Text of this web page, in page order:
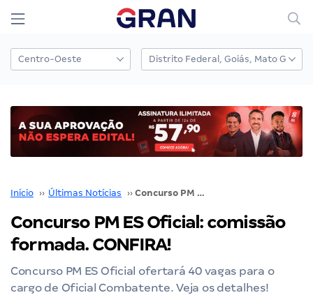
Início ›› Últimas Notícias ›› Concurso PM ES Oficial: comissão formada. CONFIRA!
Concurso PM ES Oficial: comissão
formada. CONFIRA!
Concurso PM ES Oficial ofertará 40 vagas para o
cargo de Oficial Combatente. Veja os detalhes!